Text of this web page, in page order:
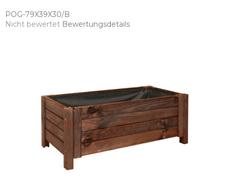
POG-79X39X30/B
Die
Nicht bewertet Bewertungsdetails